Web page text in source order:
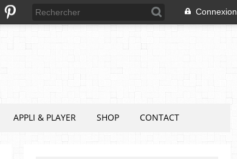
Connexion
APPLI & PLAYER SHOP CONTACT